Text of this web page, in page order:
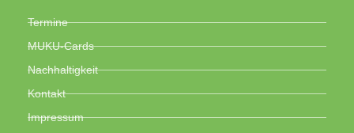
Termine
MUKU-Cards
Nachhaltigkeit
Kontakt
Impressum